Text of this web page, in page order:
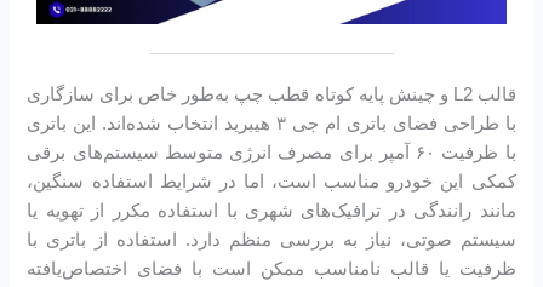
قالب L2 و چینش پایه کوتاه قطب چپ به‌طور خاص برای سازگاری
با طراحی فضای باتری ام جی ۳ هیبرید انتخاب شده‌اند. این باتری
با ظرفیت ۶۰ آمپر برای مصرف انرژی متوسط سیستم‌های برقی
کمکی این خودرو مناسب است، اما در شرایط استفاده سنگین،
مانند رانندگی در ترافیک‌های شهری با استفاده مکرر از تهویه یا
سیستم صوتی، نیاز به بررسی منظم دارد. استفاده از باتری با
ظرفیت یا قالب نامناسب ممکن است با فضای اختصاص‌یافته